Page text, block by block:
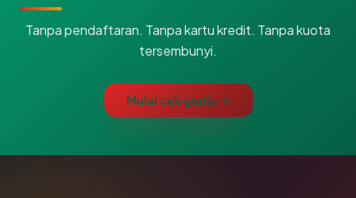
Tanpa pendaftaran. Tanpa kartu kredit. Tanpa kuota
tersembunyi.
Mulai cek gratis →